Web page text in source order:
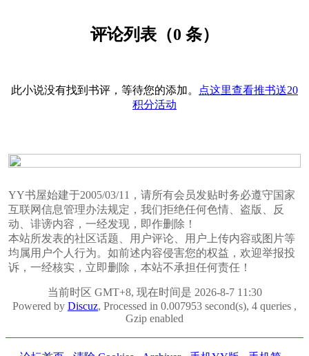
评论列表（0 条）
此小说没有找到书评，等待您的添加。
点这里查看推书送20
积分活动
YY书屋始建于2005/03/11，请所有会员发贴时务必遵守国家
互联网信息管理办法规定，我们拒绝任何色情、盗版、反
动、诽谤内容，一经发现，即作删除！
本站所发表的社区话题、用户评论、用户上传内容或图片等
均属用户个人行为。如前述内容侵害您的权益，欢迎举报投
诉，一经核实，立即删除，本站不承担任何责任！
当前时区 GMT+8, 现在时间是 2026-8-7 11:30
Powered by Discuz, Processed in 0.007953 second(s), 4 queries ,
Gzip enabled